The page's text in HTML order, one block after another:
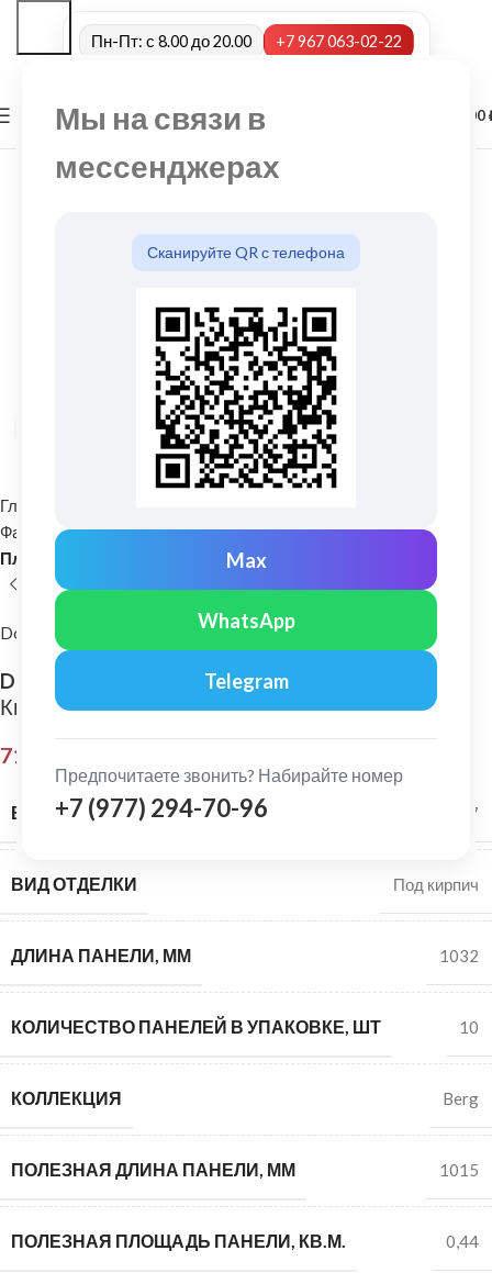
Мы на связи в
мессенджерах
Сканируйте QR с телефона
Max
WhatsApp
Telegram
Предпочитаете звонить? Набирайте номер
+7 (977) 294-70-96
Пн-Пт: с 8.00 до 20.00 +7 967 063-02-22
МЕНЮ 0,00
Нажмите, чтобы увеличить
Главная
Фасадные панели (Цокольный сайдинг) для отделки дома
Пластиковые фасадные панели
Docke
Docke: Фасадная панель Premium Berg
Кирпичный
715,00
ВЕС ПАНЕЛИ, КГ 1,7
ВИД ОТДЕЛКИ Под кирпич
ДЛИНА ПАНЕЛИ, ММ 1032
КОЛИЧЕСТВО ПАНЕЛЕЙ В УПАКОВКЕ, ШТ 10
КОЛЛЕКЦИЯ Berg
ПОЛЕЗНАЯ ДЛИНА ПАНЕЛИ, ММ 1015
ПОЛЕЗНАЯ ПЛОЩАДЬ ПАНЕЛИ, КВ.М. 0,44